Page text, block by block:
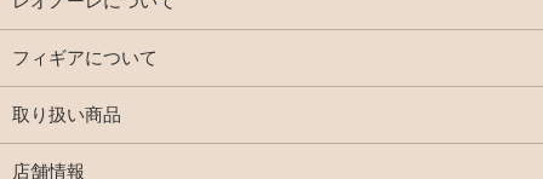
フィギアについて
取り扱い商品
店舗情報